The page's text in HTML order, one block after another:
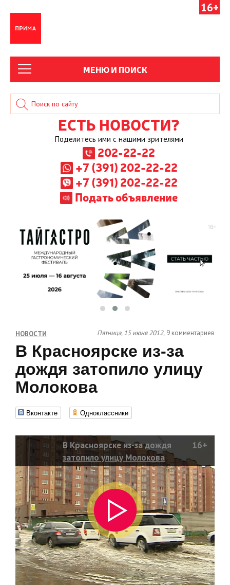
16+
МЕНЮ И ПОИСК
ЕСТЬ НОВОСТИ?
Поделитесь ими с нашими зрителями
202-22-22
+7 (391) 202-22-22
+7 (391) 202-22-22
Подать объявление
НОВОСТИ Пятница, 15 июня 2012, 9 комментариев
В Красноярске из-за
дождя затопило улицу
Молокова
Вконтакте Одноклассники
В Красноярске из-за дождя
затопило улицу Молокова
16+